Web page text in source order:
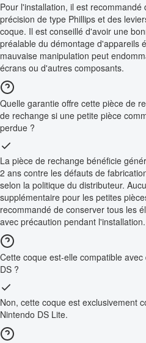
Pour l'installation, il est
précision de type Phillips et des
coque. Il est conseillé d'avoir une
préalable du démontage d'appareils
mauvaise manipulation peut
écrans ou d'autres composants.
Quelle garantie offre cette pièce de
de rechange si une petite pièce
perdue ?
La pièce de rechange bénéficie
2 ans contre les défauts de
selon la politique du distributeur.
supplémentaire pour les petites
recommandé de conserver tous les
avec précaution pendant l'installation.
Cette coque est-elle compatible avec
DS ?
Non, cette coque est exclusivement
Nintendo DS Lite.